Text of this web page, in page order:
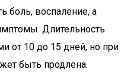
боль, воспаление, а
Длительность
от 10 до 15 дней, но при
быть продлена.